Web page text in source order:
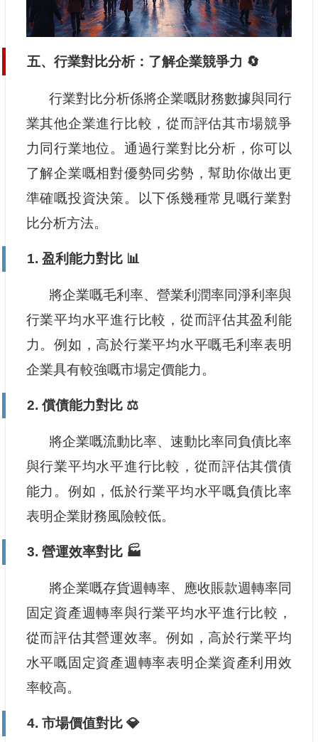
五、行業對比分析：了解企業競爭力 🔄
行業對比分析係將企業嘅財務數據與同行
業其他企業進行比較，從而評估其市場競爭
力同行業地位。通過行業對比分析，你可以
了解企業嘅相對優勢同劣勢，幫助你做出更
準確嘅投資決策。以下係幾種常見嘅行業對
比分析方法。
1. 盈利能力對比 📊
將企業嘅毛利率、營業利潤率同淨利率與
行業平均水平進行比較，從而評估其盈利能
力。例如，高於行業平均水平嘅毛利率表明
企業具有較強嘅市場定價能力。
2. 償債能力對比 ⚖️
將企業嘅流動比率、速動比率同負債比率
與行業平均水平進行比較，從而評估其償債
能力。例如，低於行業平均水平嘅負債比率
表明企業財務風險較低。
3. 營運效率對比 🏭
將企業嘅存貨週轉率、應收賬款週轉率同
固定資產週轉率與行業平均水平進行比較，
從而評估其營運效率。例如，高於行業平均
水平嘅固定資產週轉率表明企業資產利用效
率較高。
4. 市場價值對比 💎